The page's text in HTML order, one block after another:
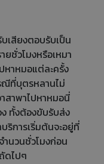
เสียงตอบรับเป็น
ชั่วโมงหรือเหมา
หาหมอแต่ละครั้ง
ณีที่บุตรหลานไม่
สาพาไปหาหมอนี่
ทั้งต้องขับรับส่ง
ริการเริ่มต้นจะอยู่ที่
นวนชั่วโมงก่อน
ดไปๆ